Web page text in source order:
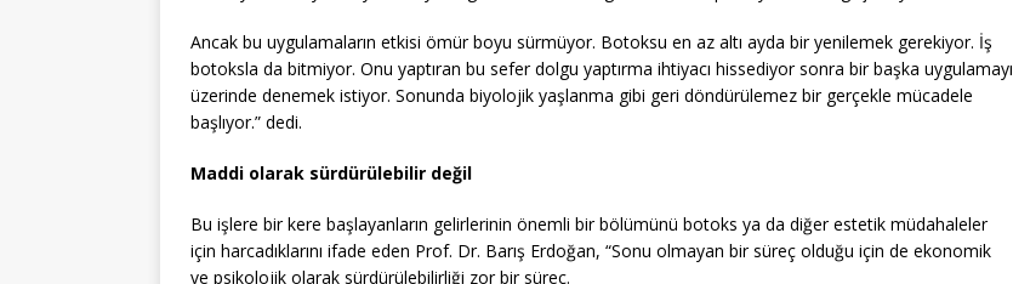
Ancak bu uygulamaların etkisi ömür boyu sürmüyor. Botoksu en az altı ayda bir yenilemek gerekiyor. İş
botoksla da bitmiyor. Onu yaptıran bu sefer dolgu yaptırma ihtiyacı hissediyor sonra bir başka uygulamayı
üzerinde denemek istiyor. Sonunda biyolojik yaşlanma gibi geri döndürülemez bir gerçekle mücadele
başlıyor.” dedi.
Maddi olarak sürdürülebilir değil
Bu işlere bir kere başlayanların gelirlerinin önemli bir bölümünü botoks ya da diğer estetik müdahaleler
için harcadıklarını ifade eden Prof. Dr. Barış Erdoğan, “Sonu olmayan bir süreç olduğu için de ekonomik
ve psikolojik olarak sürdürülebilirliği zor bir süreç.